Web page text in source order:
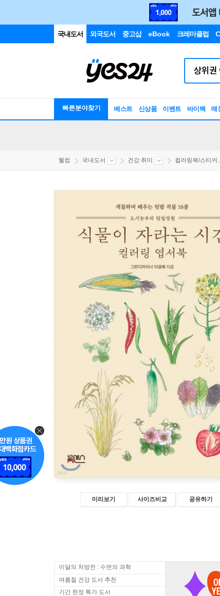
국내도서 외국도서 중고샵 eBook 크레마클럽
빠른분야찾기 베스트 신상품 이벤트 바이백 매
웰컴 국내도서 건강 취미 컬러링북/스티커
미리보기 사이즈비교 공유하기
이달의 처방전 : 수면의 과학
여름철 건강 도서 추천
기간 한정 특가 도서